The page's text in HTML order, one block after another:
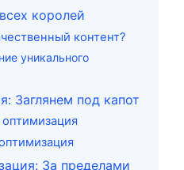
королей
контент?
уникального
Заглянем под капот
За пределами